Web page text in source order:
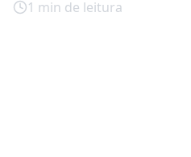
1 min de leitura